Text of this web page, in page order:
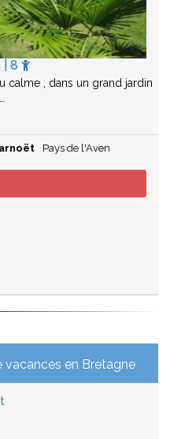
| 8
calme , dans un grand jardin
Pays de l'Aven
vacances en Bretagne